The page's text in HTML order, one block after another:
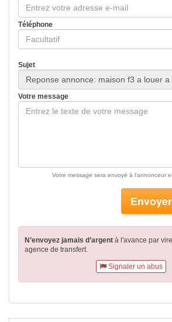
Téléphone
Sujet
Votre message
Votre message sera envoyé à l'annonceur
N’envoyez jamais d’argent à l'avance par
agence de transfert.
Signaler un abus